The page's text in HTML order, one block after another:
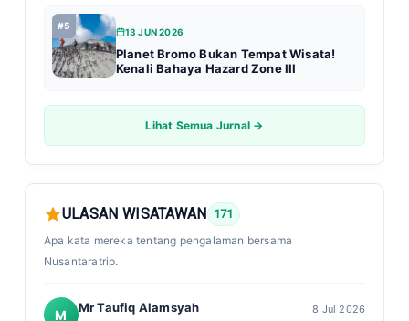
#5
13 JUN 2026
Planet Bromo Bukan Tempat Wisata!
Kenali Bahaya Hazard Zone III
Lihat Semua Jurnal →
ULASAN WISATAWAN
171
Apa kata mereka tentang pengalaman bersama
Nusantaratrip.
M Mr Taufiq Alamsyah 8 Jul 2026